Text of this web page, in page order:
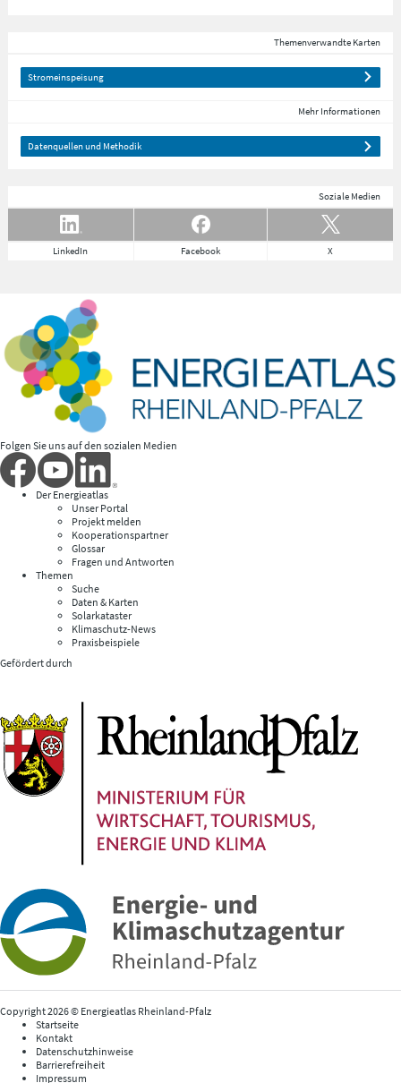
Themenverwandte Karten
Stromeinspeisung
Mehr Informationen
Datenquellen und Methodik
Soziale Medien
LinkedIn Facebook X
Folgen Sie uns auf den sozialen Medien
Der Energieatlas
Unser Portal
Projekt melden
Kooperationspartner
Glossar
Fragen und Antworten
Themen
Suche
Daten & Karten
Solarkataster
Klimaschutz-News
Praxisbeispiele
Gefördert durch
Copyright 2026 © Energieatlas Rheinland-Pfalz
Startseite
Kontakt
Datenschutzhinweise
Barrierefreiheit
Impressum